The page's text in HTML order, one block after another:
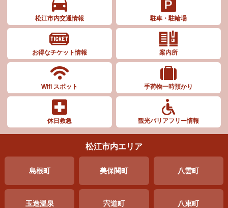
松江市内交通情報 駐車・駐輪場
お得なチケット情報 案内所
Wifi スポット 手荷物一時預かり
休日救急 観光バリアフリー情報
松江市内エリア
島根町 美保関町 八雲町
玉造温泉 宍道町 八束町